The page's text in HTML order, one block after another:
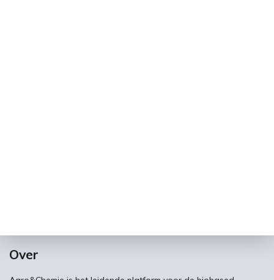
Over